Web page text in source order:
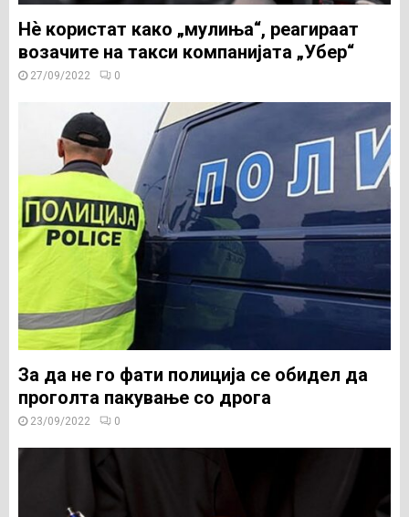
Нѐ користат како „мулиња“, реагираат
возачите на такси компанијата „Убер“
27/09/2022 0
За да не го фати полиција се обидел да
проголта пакување со дрога
23/09/2022 0